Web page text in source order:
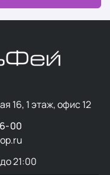
Специально
средства
ее. Балансирующие
налета из
кожей,
и особенностей,
16, 1 этаж, офис 12
00
21:00